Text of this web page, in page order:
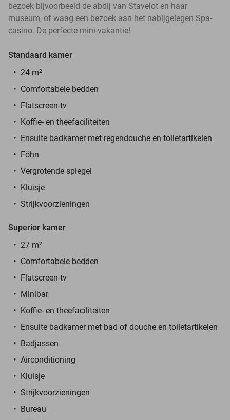
bezoek bijvoorbeeld de abdij van Stavelot en haar
museum, of waag een bezoek aan het nabijgelegen Spa-
casino. De perfecte mini-vakantie!
Standaard kamer
24 m²
Comfortabele bedden
Flatscreen-tv
Koffie- en theefaciliteiten
Ensuite badkamer met regendouche en toiletartikelen
Föhn
Vergrotende spiegel
Kluisje
Strijkvoorzieningen
Superior kamer
27 m²
Comfortabele bedden
Flatscreen-tv
Minibar
Koffie- en theefaciliteiten
Ensuite badkamer met bad of douche en toiletartikelen
Badjassen
Airconditioning
Kluisje
Strijkvoorzieningen
Bureau